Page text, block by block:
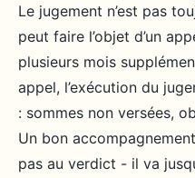
Le jugement n’est pas
peut faire l’objet d’un
plusieurs mois
appel, l’exécution du
: sommes non versées,
Un bon
pas au verdict - il va